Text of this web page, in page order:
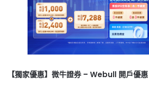
【獨家優惠】微牛證券 – Webull 開戶優惠